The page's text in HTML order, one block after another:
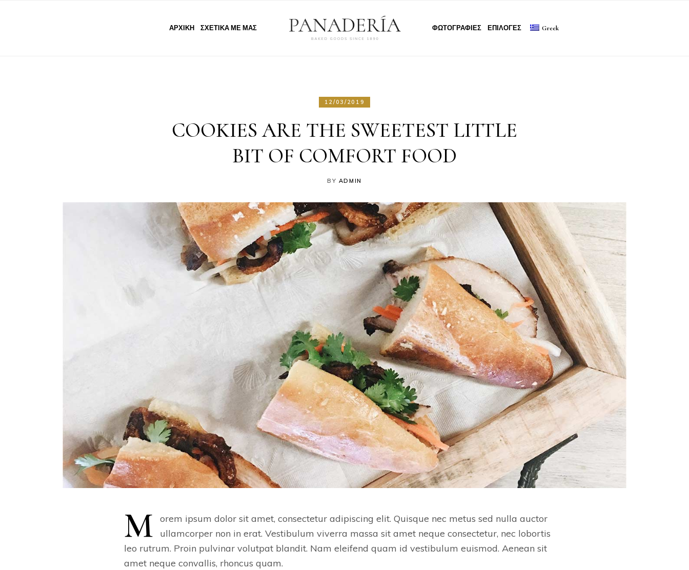
ΑΡΧΙΚΗ ΣΧΕΤΙΚΑ ΜΕ ΜΑΣ ΦΩΤΟΓΡΑΦΙΕΣ ΕΠΙΛΟΓΕΣ Greek
12/03/2019
COOKIES ARE THE SWEETEST LITTLE
BIT OF COMFORT FOOD
BY ADMIN
M
orem ipsum dolor sit amet, consectetur adipiscing elit. Quisque nec metus sed nulla auctor
ullamcorper non in erat. Vestibulum viverra massa sit amet neque consectetur, nec lobortis
leo rutrum. Proin pulvinar volutpat blandit. Nam eleifend quam id vestibulum euismod. Aenean sit
amet neque convallis, rhoncus quam.